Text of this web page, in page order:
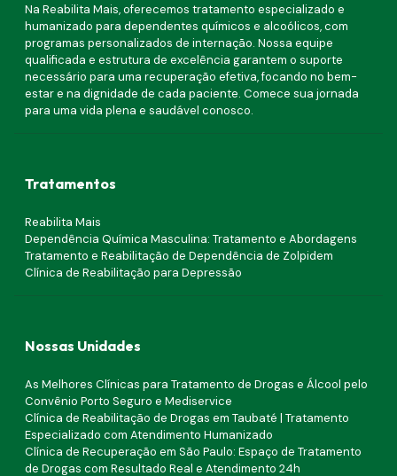
Na Reabilita Mais, oferecemos tratamento especializado e
humanizado para dependentes químicos e alcoólicos, com
programas personalizados de internação. Nossa equipe
qualificada e estrutura de excelência garantem o suporte
necessário para uma recuperação efetiva, focando no bem-
estar e na dignidade de cada paciente. Comece sua jornada
para uma vida plena e saudável conosco.
Tratamentos
Reabilita Mais
Dependência Química Masculina: Tratamento e Abordagens
Tratamento e Reabilitação de Dependência de Zolpidem
Clínica de Reabilitação para Depressão
Nossas Unidades
As Melhores Clínicas para Tratamento de Drogas e Álcool pelo
Convênio Porto Seguro e Mediservice
Clínica de Reabilitação de Drogas em Taubaté | Tratamento
Especializado com Atendimento Humanizado
Clínica de Recuperação em São Paulo: Espaço de Tratamento
de Drogas com Resultado Real e Atendimento 24h